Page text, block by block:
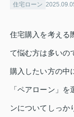
住宅ローン
住宅購入を考える
て悩む方は多いの
購入したい方の中
「ペアローン」
ンについてしっか